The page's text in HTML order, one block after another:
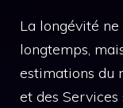
La longévité
longtemps,
estimations du
et des Services